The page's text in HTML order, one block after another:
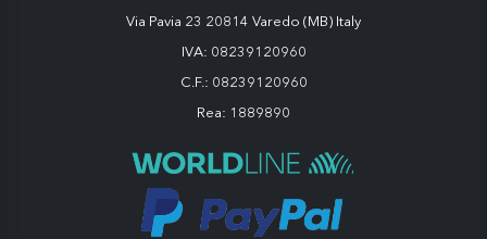
Via Pavia 23 20814 Varedo (MB) Italy
IVA: 08239120960
C.F.: 08239120960
Rea: 1889890